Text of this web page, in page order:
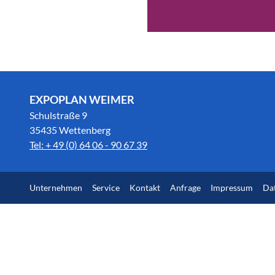
EXPOPLAN WEIMER
Schulstraße 9
35435 Wettenberg
Tel: + 49 (0) 64 06 - 90 67 39
Unternehmen Service Kontakt Anfrage Impressum